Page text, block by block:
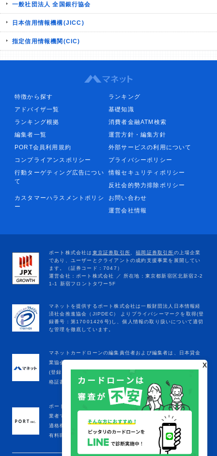
一般社団法人 全国銀行協会
日本信用情報機構(JICC)
指定信用情報機関(CIC)
X
特徴から探す
ランキング
アドバイザ一覧
基礎知識
ランキング根拠
消費者金融ATM検索
編集者一覧
運営方針・編集方針
PORT会員利用規約
外部サービスの利用について
コンプライアンスポリシー
プライバシーポリシー
行動ターゲティング広告につい
て
情報セキュリティポリシー
反社会的勢力排除ポリシー
カスタマーハラスメントポリシ
ー
お問い合わせ
運営会社情報
マネットカードローンの編集責任者および編集者は、日本貸金
業協会の定める貸金業務取扱主任者登録を受けています。
(登録年月日：令和8年1月9日、登録番号：K250020096、合
格証書番号：F241000177)
ポート株式会社は金融庁をはじめとする政府機関への届出済事
業者です。
適格機関投資家
有料職業紹介事業者(厚生労働省：13-ﾕ-305645)